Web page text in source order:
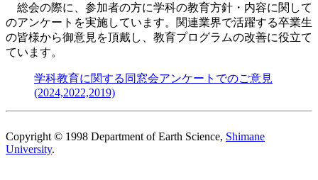
総会の際に、参加者の方に学科の教育方針・内容に関して
のアンケートを実施しています。関連業界で活躍する卒業生
の皆様から御意見を頂戴し、教育プログラムの改善に役立て
ています。
学科教育に関する同窓会アンケートでのご意見
(2024,2022,2019)
Copyright © 1998 Department of Earth Science, Shimane
University.